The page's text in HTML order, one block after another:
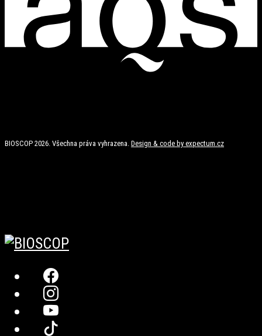
BIOSCOP 2026. Všechna práva vyhrazena. Design & code by expectum.cz